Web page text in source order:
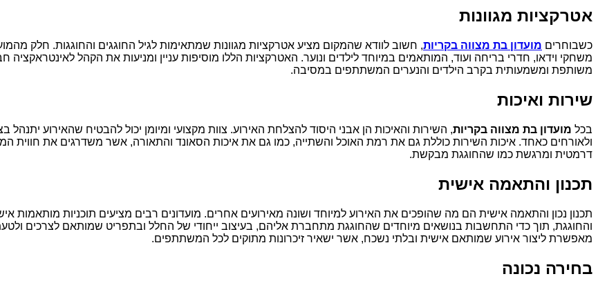
אטרקציות מגוונות
כשבוחרים מועדון בת מצווה בקריות, חשוב לוודא שהמקום מציע אטרקציות מגוונות שמתאימות לגיל החוגגים והחוגגות. חלק
משחקי וידאו, חדרי בריחה ועוד, המותאמים במיוחד לילדים ונוער. האטרקציות הללו מוסיפות עניין ומניעות את הקהל לאינטראקציה
משותפת ומשמעותית בקרב הילדים והנערים המשתתפים במסיבה.
שירות ואיכות
בכל מועדון בת מצווה בקריות, השירות והאיכות הן אבני היסוד להצלחת האירוע. צוות מקצועי ומיומן יכול להבטיח שהאירוע
ולאורחים כאחד. איכות השירות כוללת גם את רמת האוכל והשתייה, כמו גם את איכות הסאונד והתאורה, אשר משדרגים את חווית
דרמטית ומרגשת כמו שהחוגגת מבקשת.
תכנון והתאמה אישית
תכנון נכון והתאמה אישית הם מה שהופכים את האירוע למיוחד ושונה מאירועים אחרים. מועדונים רבים מציעים תוכניות
והחוגגת, תוך כדי התחשבות בנושאים מיוחדים שהחוגגת מתחברת אליהם, בעיצוב ייחודי של החלל ובתפריט שמותאם לצרכים
מאפשרת ליצור אירוע שמותאם אישית ובלתי נשכח, אשר ישאיר זיכרונות מתוקים לכל המשתתפים.
בחירה נכונה